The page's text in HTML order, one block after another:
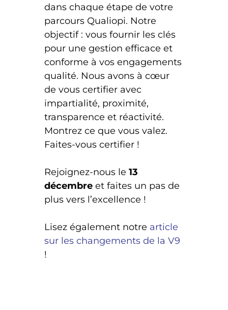
dans chaque étape de votre
parcours Qualiopi. Notre
objectif : vous fournir les clés
pour une gestion efficace et
conforme à vos engagements
qualité. Nous avons à cœur
de vous certifier avec
impartialité, proximité,
transparence et réactivité.
Montrez ce que vous valez.
Faites-vous certifier !
Rejoignez-nous le13
décembre et faites un pas de
plus vers l’excellence !
Lisez également notre article
sur les changements de la V9
!